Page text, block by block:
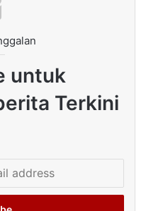
untuk
Terkini